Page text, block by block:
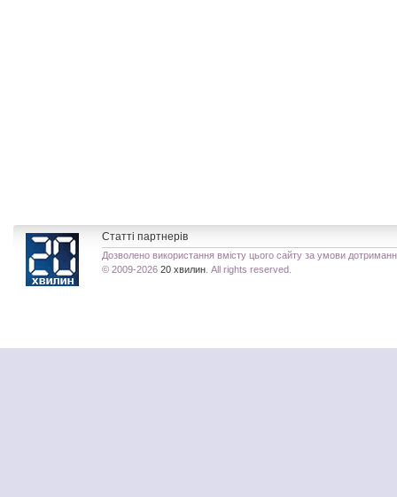
Статті партнерів
Дозволено використання вмісту цього сайту за умови
© 2009-2026 20 хвилин . All rights reserved.